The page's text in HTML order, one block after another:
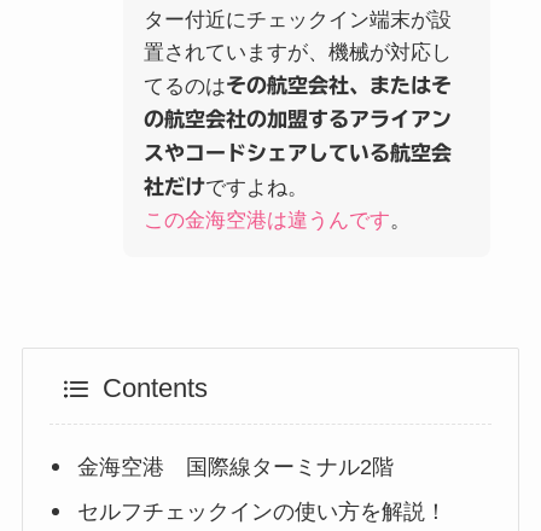
ター付近にチェックイン端末が設
置されていますが、機械が対応し
てるのはその航空会社、またはそ
の航空会社の加盟するアライアン
スやコードシェアしている航空会
社だけですよね。
この金海空港は違うんです。
Contents
金海空港 国際線ターミナル2階
セルフチェックインの使い方を解説！